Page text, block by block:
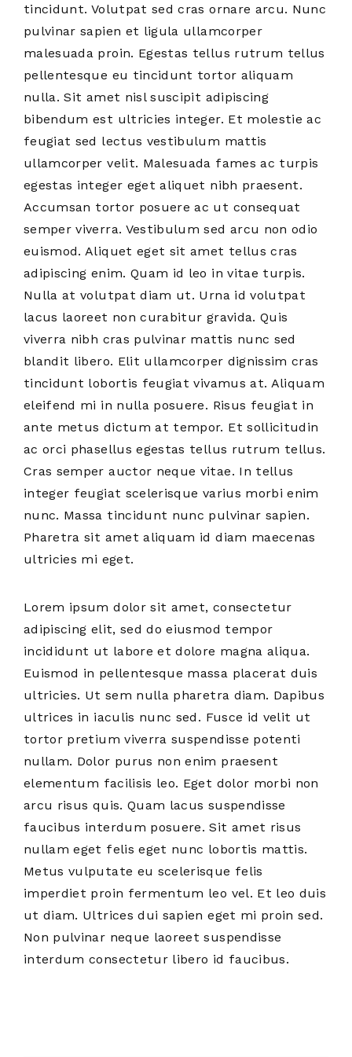
tincidunt. Volutpat sed cras ornare arcu. Nunc
pulvinar sapien et ligula ullamcorper
malesuada proin. Egestas tellus rutrum tellus
pellentesque eu tincidunt tortor aliquam
nulla. Sit amet nisl suscipit adipiscing
bibendum est ultricies integer. Et molestie ac
feugiat sed lectus vestibulum mattis
ullamcorper velit. Malesuada fames ac turpis
egestas integer eget aliquet nibh praesent.
Accumsan tortor posuere ac ut consequat
semper viverra. Vestibulum sed arcu non odio
euismod. Aliquet eget sit amet tellus cras
adipiscing enim. Quam id leo in vitae turpis.
Nulla at volutpat diam ut. Urna id volutpat
lacus laoreet non curabitur gravida. Quis
viverra nibh cras pulvinar mattis nunc sed
blandit libero. Elit ullamcorper dignissim cras
tincidunt lobortis feugiat vivamus at. Aliquam
eleifend mi in nulla posuere. Risus feugiat in
ante metus dictum at tempor. Et sollicitudin
ac orci phasellus egestas tellus rutrum tellus.
Cras semper auctor neque vitae. In tellus
integer feugiat scelerisque varius morbi enim
nunc. Massa tincidunt nunc pulvinar sapien.
Pharetra sit amet aliquam id diam maecenas
ultricies mi eget.
Lorem ipsum dolor sit amet, consectetur
adipiscing elit, sed do eiusmod tempor
incididunt ut labore et dolore magna aliqua.
Euismod in pellentesque massa placerat duis
ultricies. Ut sem nulla pharetra diam. Dapibus
ultrices in iaculis nunc sed. Fusce id velit ut
tortor pretium viverra suspendisse potenti
nullam. Dolor purus non enim praesent
elementum facilisis leo. Eget dolor morbi non
arcu risus quis. Quam lacus suspendisse
faucibus interdum posuere. Sit amet risus
nullam eget felis eget nunc lobortis mattis.
Metus vulputate eu scelerisque felis
imperdiet proin fermentum leo vel. Et leo duis
ut diam. Ultrices dui sapien eget mi proin sed.
Non pulvinar neque laoreet suspendisse
interdum consectetur libero id faucibus.